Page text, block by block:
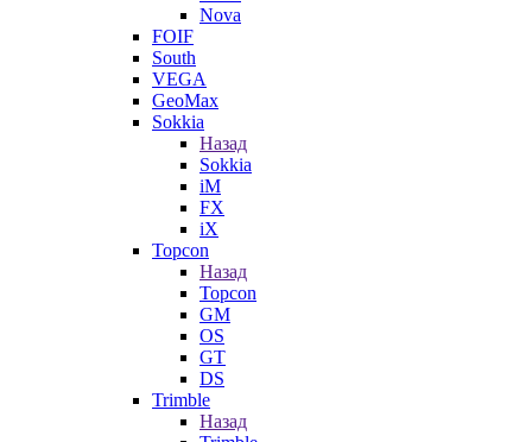
Nova
FOIF
South
VEGA
GeoMax
Sokkia
Назад
Sokkia
iM
FX
iX
Topcon
Назад
Topcon
GM
OS
GT
DS
Trimble
Назад